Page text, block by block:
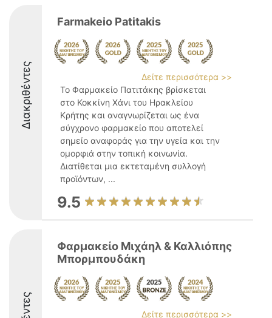
Διακριθέντες
Farmakeio Patitakis
Δείτε περισσότερα >>
Το Φαρμακείο Πατιτάκης βρίσκεται
στο Κοκκίνη Χάνι του Ηρακλείου
Κρήτης και αναγνωρίζεται ως ένα
σύγχρονο φαρμακείο που αποτελεί
σημείο αναφοράς για την υγεία και την
ομορφιά στην τοπική κοινωνία.
Διατίθεται μια εκτεταμένη συλλογή
προϊόντων, ...
9.5
Φαρμακείο Μιχάηλ & Καλλιόπης
Μπορμπουδάκη
Δείτε περισσότερα >>